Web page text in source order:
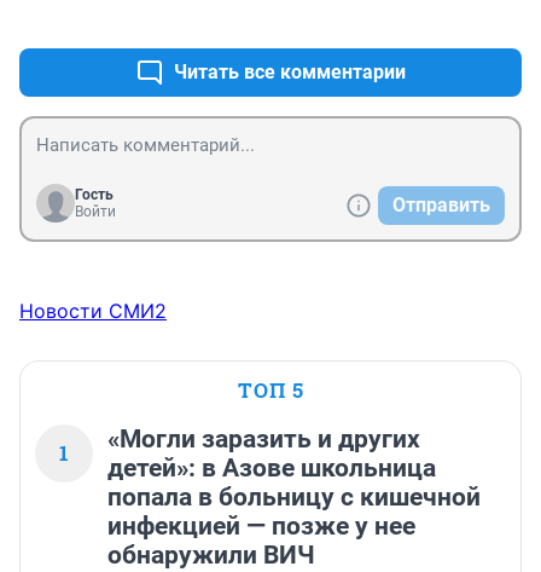
Читать все комментарии
Гость
Войти
Отправить
Новости СМИ2
ТОП 5
1
«Могли заразить и других
детей»: в Азове школьница
попала в больницу с кишечной
инфекцией — позже у нее
обнаружили ВИЧ